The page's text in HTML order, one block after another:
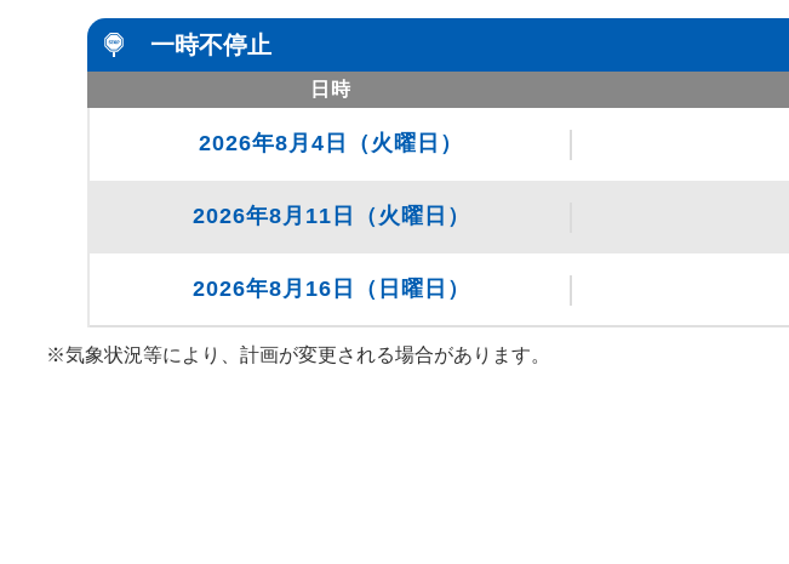
一時不停止
日時
2026年8月4日（火曜日）
2026年8月11日（火曜日）
2026年8月16日（日曜日）
※気象状況等により、計画が変更される場合があります。